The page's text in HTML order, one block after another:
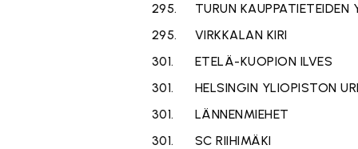
295.
TURUN KAUPPATIETEIDEN
295.
VIRKKALAN KIRI
301.
ETELÄ-KUOPION ILVES
301.
HELSINGIN YLIOPISTON
301.
LÄNNENMIEHET
301.
SC RIIHIMÄKI